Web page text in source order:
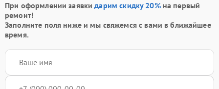
При оформлении заявкидарим скидку 20%на первый
ремонт!
Заполните поля ниже и мы свяжемся с вами в ближайшее
время.